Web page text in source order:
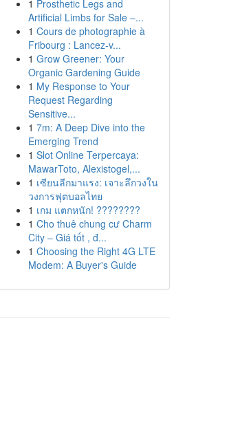
1 Prosthetic Legs and
Artificial Limbs for Sale –...
1 Cours de photographie à
Fribourg : Lancez-v...
1 Grow Greener: Your
Organic Gardening Guide
1 My Response to Your
Request Regarding
Sensitive...
1 7m: A Deep Dive into the
Emerging Trend
1 Slot Online Terpercaya:
MawarToto, Alexistogel,...
1 เซียนลีกมาแรง: เจาะลึกวงใน
วงการฟุตบอลไทย
1 เกม แตกหนัก! ????????
1 Cho thuê chung cư Charm
City – Giá tốt , đ...
1 Choosing the Right 4G LTE
Modem: A Buyer's Guide